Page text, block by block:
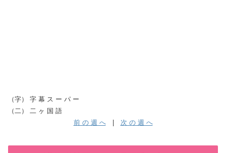
（字） 字 幕 ス ー パ ー
（二） 二 ヶ 国 語
前 の 週 へ| 次 の 週 へ